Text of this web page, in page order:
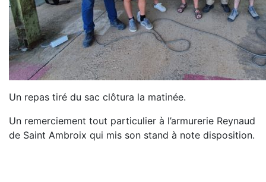
Un repas tiré du sac clôtura la matinée.
Un remerciement tout particulier à l’armurerie Reynaud
de Saint Ambroix qui mis son stand à note disposition.